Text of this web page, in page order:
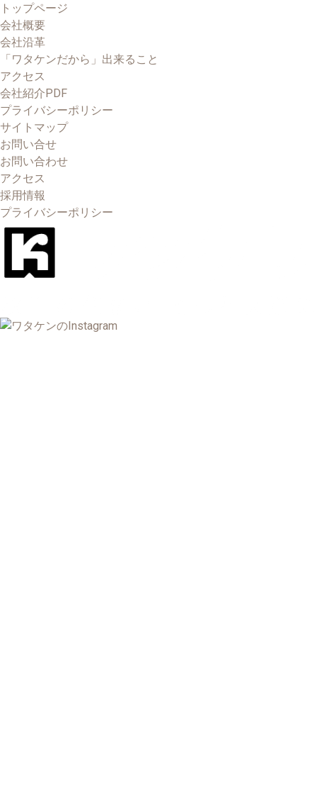
トップページ
会社概要
会社沿革
「ワタケンだから」出来ること
アクセス
会社紹介PDF
プライバシーポリシー
サイトマップ
お問い合せ
お問い合わせ
アクセス
採用情報
プライバシーポリシー